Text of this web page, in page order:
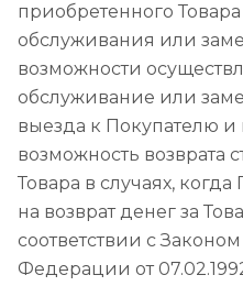
приобретенного
обслуживания или
возможности
обслуживание или
выезда к Покупателю и
возможность возврата
Товара в случаях,
на возврат денег за
соответствии с
Федерации от